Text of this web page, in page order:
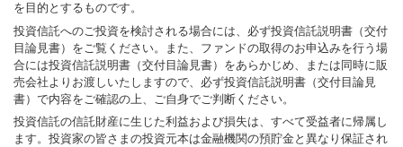
を目的とするものです。
投資信託へのご投資を検討される場合には、必ず投資信託説明書（交付
目論見書）をご覧ください。また、ファンドの取得のお申込みを行う場
合には投資信託説明書（交付目論見書）をあらかじめ、または同時に販
売会社よりお渡しいたしますので、必ず投資信託説明書（交付目論見
書）で内容をご確認の上、ご自身でご判断ください。
投資信託の信託財産に生じた利益および損失は、すべて受益者に帰属し
ます。投資家の皆さまの投資元本は金融機関の預貯金と異なり保証され